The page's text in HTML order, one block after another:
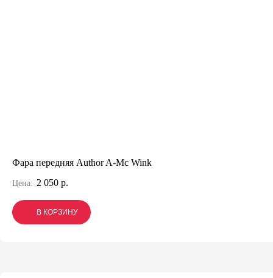
Фара передняя Author A-Mc Wink
Цена: 2 050 р.
В КОРЗИНУ
В КОРЗИНУ
В КОРЗИНУ